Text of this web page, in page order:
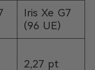
Iris Xe G7
(96 UE)
2,27 pt